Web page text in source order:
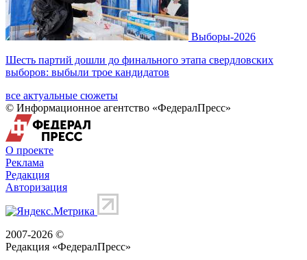
Выборы-2026
Шесть партий дошли до финального этапа свердловских
выборов: выбыли трое кандидатов
все актуальные сюжеты
© Информационное агентство «ФедералПресс»
О проекте
Реклама
Редакция
Авторизация
2007-2026 ©
Редакция «ФедералПресс»